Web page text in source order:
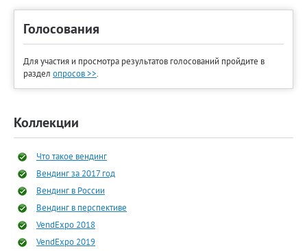
Голосования
Для участия и просмотра результатов голосований пройдите в
раздел опросов >>.
Коллекции
Что такое вендинг
Вендинг за 2017 год
Вендинг в России
Вендинг в перспективе
VendExpo 2018
VendExpo 2019